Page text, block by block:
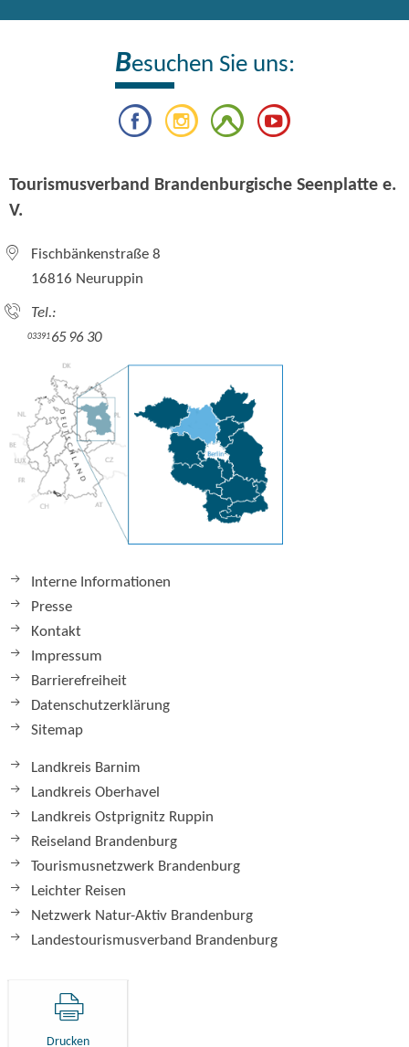
Besuchen Sie uns:
Tourismusverband Brandenburgische Seenplatte e.
V.
Fischbänkenstraße 8
16816 Neuruppin
Tel.:
0339165 96 30
Interne Informationen
Presse
Kontakt
Impressum
Barrierefreiheit
Datenschutzerklärung
Sitemap
Landkreis Barnim
Landkreis Oberhavel
Landkreis Ostprignitz Ruppin
Reiseland Brandenburg
Tourismusnetzwerk Brandenburg
Leichter Reisen
Netzwerk Natur-Aktiv Brandenburg
Landestourismusverband Brandenburg
Drucken